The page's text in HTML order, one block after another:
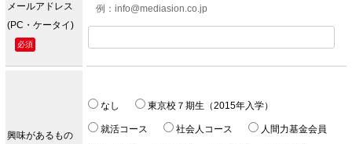
メールアドレス
(PC・ケータイ)
必須
例：info@mediasion.co.jp
興味があるもの
なし 東京校７期生（2015年入学）
就活コース 社会人コース 人間力基金会員